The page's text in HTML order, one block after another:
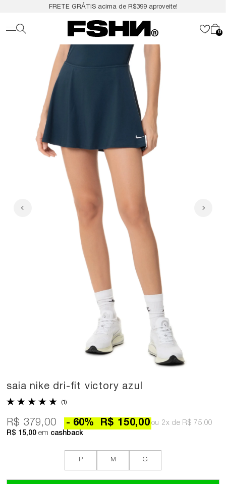
FRETE GRÁTIS acima de R$399 aproveite!
0
saia nike dri-fit victory azul
(1)
R$ 379,00 R$ 150,00
60% 2x R$ 75,00
R$ 15,00 em cashback
P M G